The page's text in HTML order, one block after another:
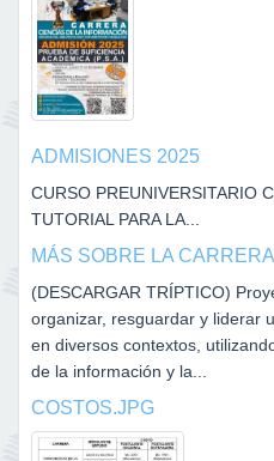
ADMISIONES 2025
CURSO PREUNIVERSITARIO
TUTORIAL PARA LA...
MÁS SOBRE LA
(DESCARGAR TRÍPTICO)
organizar, resguardar y liderar
en diversos contextos,
de la información y la...
COSTOS.JPG